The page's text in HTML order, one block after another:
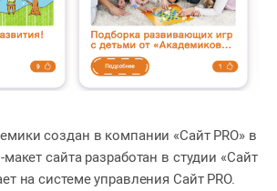
создан в компании «Сайт PRO» в
сайта разработан в студии «Сайт
на системе управления Сайт PRO.